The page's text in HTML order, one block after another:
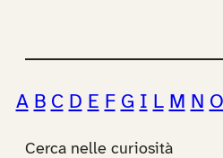
A B C D E F G I L M N O
Cerca nelle curiosità